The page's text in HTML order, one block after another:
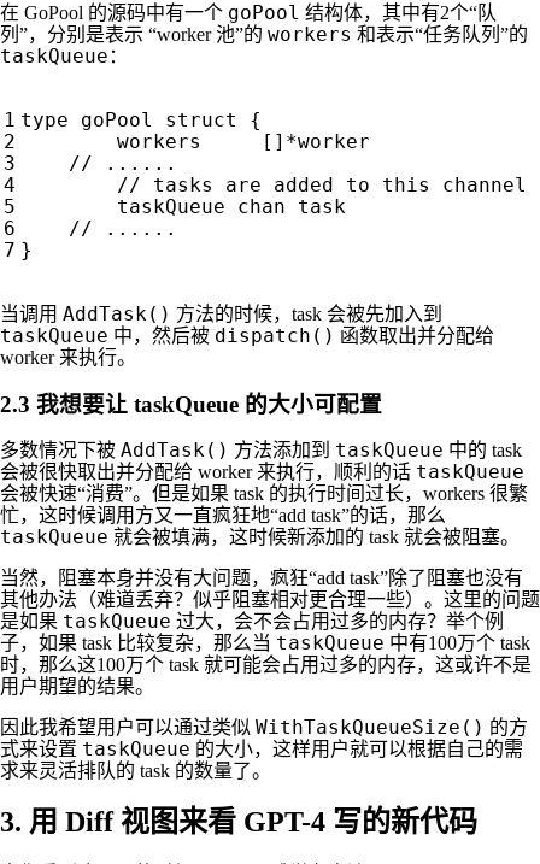
在 GoPool 的源码中有一个 goPool 结构体，其中有2个“队
列”，分别是表示 “worker 池”的 workers 和表示“任务队列”的
taskQueue ：
type goPool struct
{
workers
[] *worker
taskQueue
chan
task
}
当调用 AddTask() 方法的时候，task 会被先加入到
taskQueue 中，然后被 dispatch() 函数取出并分配给
worker 来执行。
2.3 我想要让 taskQueue 的大小可配置
多数情况下被 AddTask() 方法添加到 taskQueue 中的 task
会被很快取出并分配给 worker 来执行，顺利的话 taskQueue
会被快速“消费”。但是如果 task 的执行时间过长，workers 很繁
忙，这时候调用方又一直疯狂地“add task”的话，那么
taskQueue 就会被填满，这时候新添加的 task 就会被阻塞。
当然，阻塞本身并没有大问题，疯狂“add task”除了阻塞也没有
其他办法（难道丢弃？似乎阻塞相对更合理一些）。这里的问题
是如果 taskQueue 过大，会不会占用过多的内存？举个例
子，如果 task 比较复杂，那么当 taskQueue 中有100万个 task
时，那么这100万个 task 就可能会占用过多的内存，这或许不是
用户期望的结果。
因此我希望用户可以通过类似 WithTaskQueueSize() 的方
式来设置 taskQueue 的大小，这样用户就可以根据自己的需
求来灵活排队的 task 的数量了。
3. 用 Diff 视图来看 GPT-4 写的新代码